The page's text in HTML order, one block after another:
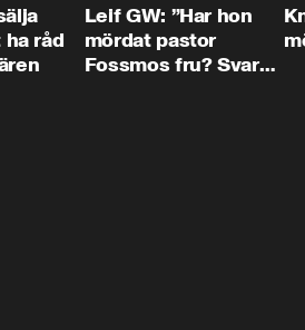
råd
Leif GW: ”Har hon
mördat pastor
Fossmos fru? Svar